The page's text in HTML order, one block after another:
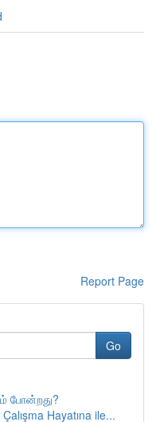
Report Page
Go
போன்றது?
Hayatına ile...